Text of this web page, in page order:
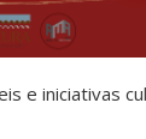
e iniciativas